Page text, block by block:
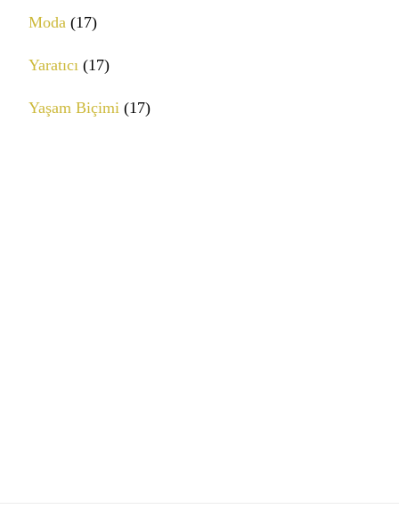
Moda (17)
Yaratıcı (17)
Yaşam Biçimi (17)